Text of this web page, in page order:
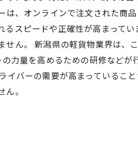
、オンラインで注文された商
スピードや正確性が高まって
ん。 新潟県の軽貨物業界は、
力量を高めるための研修などが
バーの需要が高まっているこ
。